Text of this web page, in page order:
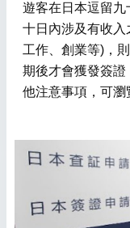
遊客在日本逗留
十日內涉及有收入
工作、創業等)，
期後才會獲發簽
他注意事項，可瀏